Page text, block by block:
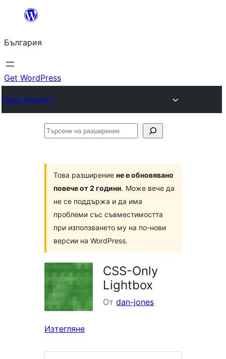
България
Get WordPress
Plugin Directory
Търсене
Това разширение не е обновявано
повече от 2 години. Може вече да
не се поддържа и да има
проблеми със съвместимостта
при използването му на по-нови
версии на WordPress.
CSS-Only
Lightbox
От dan-jones
Изтегляне